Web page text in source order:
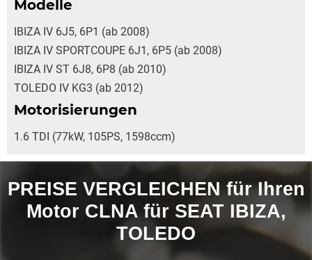
Modelle
IBIZA IV 6J5, 6P1 (ab 2008)
IBIZA IV SPORTCOUPE 6J1, 6P5 (ab 2008)
IBIZA IV ST 6J8, 6P8 (ab 2010)
TOLEDO IV KG3 (ab 2012)
Motorisierungen
1.6 TDI (77kW, 105PS, 1598ccm)
PREISE VERGLEICHEN für Ihren
Motor CLNA für SEAT IBIZA,
TOLEDO